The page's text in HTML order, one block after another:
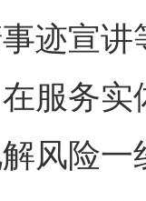
迹宣
服务
风险